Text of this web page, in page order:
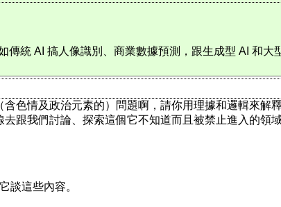
傳統 AI 搞人像識別、商業數據預測，跟生成型 AI 和
色情及政治元素的）問題啊，請你用理據和邏輯來
跟我們討論、探索這個它不知道而且被禁止進入的領域
談這些內容。